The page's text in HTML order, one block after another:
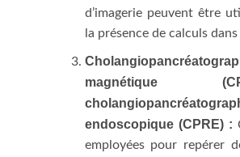
d’imagerie peuvent être
la présence de calculs
magnétique
endoscopique (CPRE) :
employées pour repérer